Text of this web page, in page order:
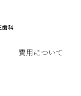
費用について